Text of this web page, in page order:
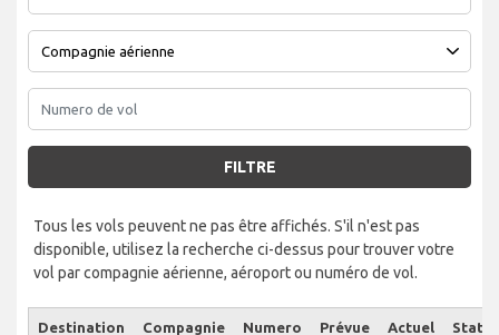
FILTRE
Tous les vols peuvent ne pas être affichés. S'il n'est pas
disponible, utilisez la recherche ci-dessus pour trouver votre
vol par compagnie aérienne, aéroport ou numéro de vol.
Destination
Compagnie
Numero
Prévue Actuel Statut